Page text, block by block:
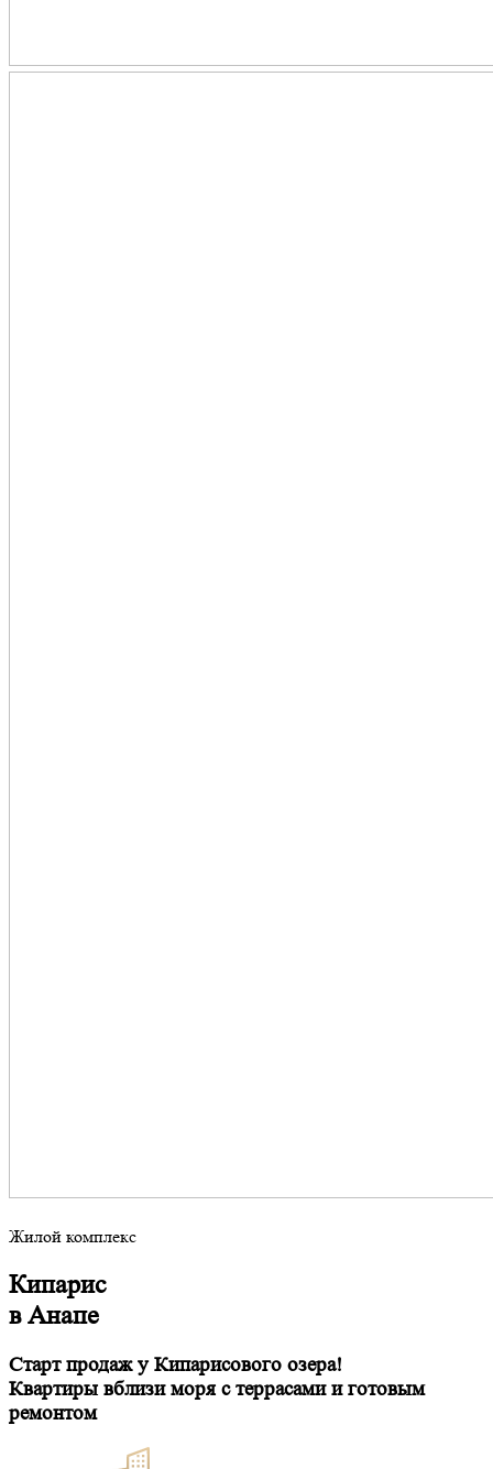
Жилой комплекс
Кипарис
в Анапе
Старт продаж у Кипарисового озера!
Квартиры вблизи моря с террасамии готовым
ремонтом